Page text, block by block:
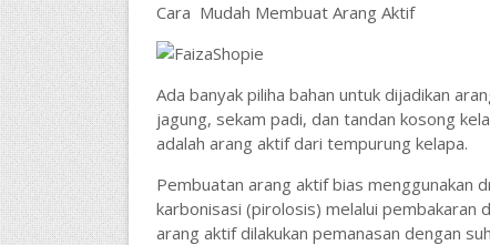
Cara Mudah Membuat Arang Aktif
Ada banyak piliha bahan untuk dijadikan
jagung, sekam padi, dan tandan kosong
adalah arang aktif dari tempurung kelapa.
Pembuatan arang aktif bias menggunakan
karbonisasi (pirolosis) melalui pembakaran
arang aktif dilakukan pemanasan dengan